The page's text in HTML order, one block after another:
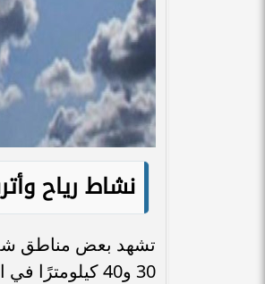
نشاط رياح
تشهد بعض مناطق
30 و40 كيلومترًا في الساعة.